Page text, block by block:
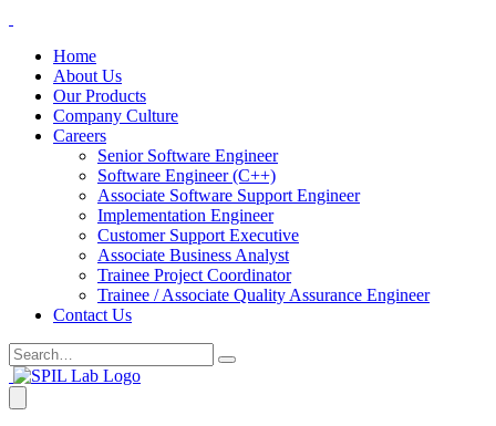
Home
About Us
Our Products
Company Culture
Careers
Senior Software Engineer
Software Engineer (C++)
Associate Software Support Engineer
Implementation Engineer
Customer Support Executive
Associate Business Analyst
Trainee Project Coordinator
Trainee / Associate Quality Assurance Engineer
Contact Us